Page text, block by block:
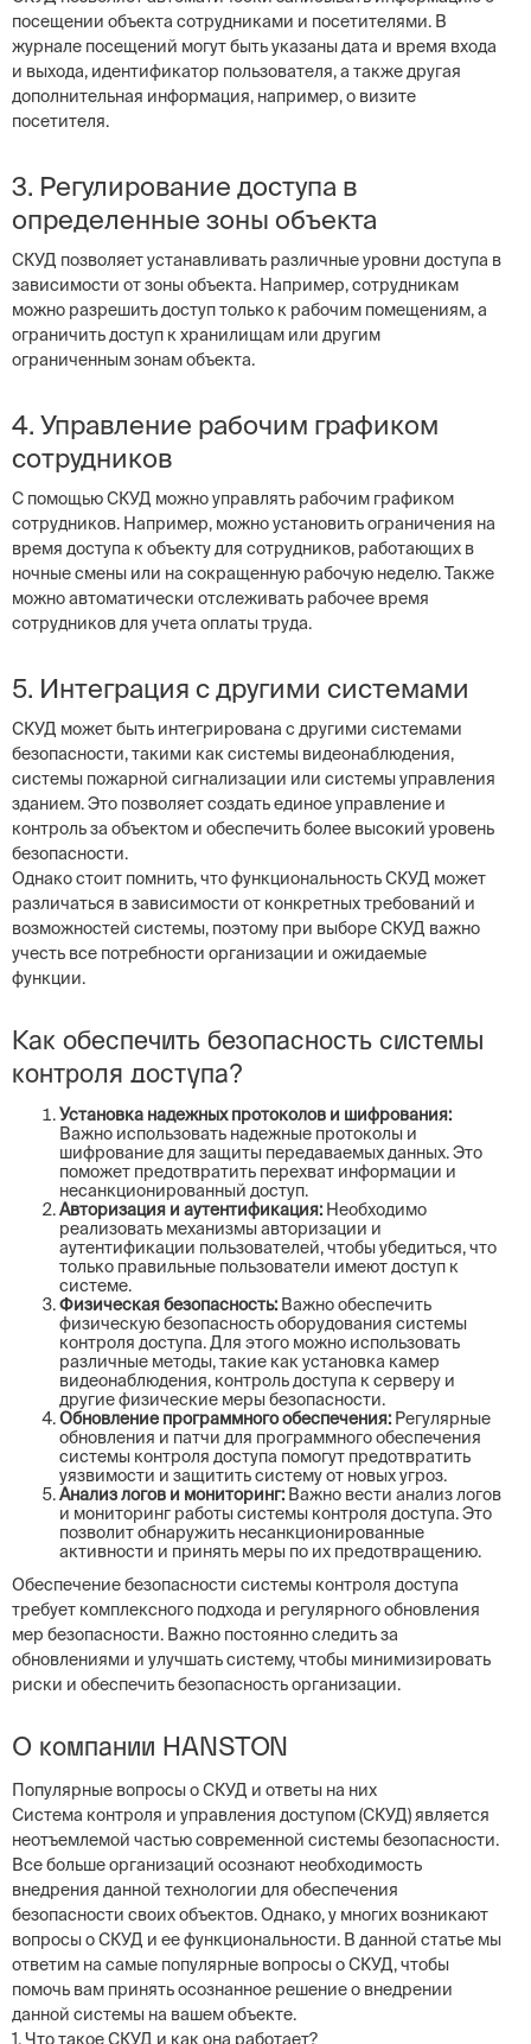
посещении объекта сотрудниками и посетителями. В
журнале посещений могут быть указаны дата и время входа
и выхода, идентификатор пользователя, а также другая
дополнительная информация, например, о визите
посетителя.
3. Регулирование доступа в
определенные зоны объекта
СКУД позволяет устанавливать различные уровни доступа в
зависимости от зоны объекта. Например, сотрудникам
можно разрешить доступ только к рабочим помещениям, а
ограничить доступ к хранилищам или другим
ограниченным зонам объекта.
4. Управление рабочим графиком
сотрудников
С помощью СКУД можно управлять рабочим графиком
сотрудников. Например, можно установить ограничения на
время доступа к объекту для сотрудников, работающих в
ночные смены или на сокращенную рабочую неделю. Также
можно автоматически отслеживать рабочее время
сотрудников для учета оплаты труда.
5. Интеграция с другими системами
СКУД может быть интегрирована с другими системами
безопасности, такими как системы видеонаблюдения,
системы пожарной сигнализации или системы управления
зданием. Это позволяет создать единое управление и
контроль за объектом и обеспечить более высокий уровень
безопасности.
Однако стоит помнить, что функциональность СКУД может
различаться в зависимости от конкретных требований и
возможностей системы, поэтому при выборе СКУД важно
учесть все потребности организации и ожидаемые
функции.
Как обеспечить безопасность системы
контроля доступа?
Установка надежных протоколов и шифрования:
Важно использовать надежные протоколы и
шифрование для защиты передаваемых данных. Это
поможет предотвратить перехват информации и
несанкционированный доступ.
Авторизация и аутентификация: Необходимо
реализовать механизмы авторизации и
аутентификации пользователей, чтобы убедиться, что
только правильные пользователи имеют доступ к
системе.
Физическая безопасность: Важно обеспечить
физическую безопасность оборудования системы
контроля доступа. Для этого можно использовать
различные методы, такие как установка камер
видеонаблюдения, контроль доступа к серверу и
другие физические меры безопасности.
Обновление программного обеспечения: Регулярные
обновления и патчи для программного обеспечения
системы контроля доступа помогут предотвратить
уязвимости и защитить систему от новых угроз.
Анализ логов и мониторинг: Важно вести анализ логов
и мониторинг работы системы контроля доступа. Это
позволит обнаружить несанкционированные
активности и принять меры по их предотвращению.
Обеспечение безопасности системы контроля доступа
требует комплексного подхода и регулярного обновления
мер безопасности. Важно постоянно следить за
обновлениями и улучшать систему, чтобы минимизировать
риски и обеспечить безопасность организации.
О компании HANSTON
Популярные вопросы о СКУД и ответы на них
Система контроля и управления доступом (СКУД) является
неотъемлемой частью современной системы безопасности.
Все больше организаций осознают необходимость
внедрения данной технологии для обеспечения
безопасности своих объектов. Однако, у многих возникают
вопросы о СКУД и ее функциональности. В данной статье мы
ответим на самые популярные вопросы о СКУД, чтобы
помочь вам принять осознанное решение о внедрении
данной системы на вашем объекте.
1. Что такое СКУД и как она работает?